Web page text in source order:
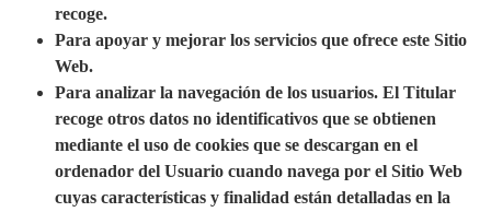
recoge.
Para apoyar y mejorar los servicios que ofrece este Sitio
Web.
Para analizar la navegación de los usuarios. El Titular
recoge otros datos no identificativos que se obtienen
mediante el uso de cookies que se descargan en el
ordenador del Usuario cuando navega por el Sitio Web
cuyas características y finalidad están detalladas en la